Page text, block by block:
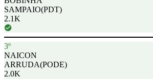
SAMPAIO(PDT)
2.1K
3º
NAICON
ARRUDA(PODE)
2.0K